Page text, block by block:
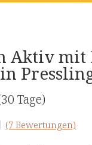
Aktiv mit
Tage)
(7 Bewertungen)